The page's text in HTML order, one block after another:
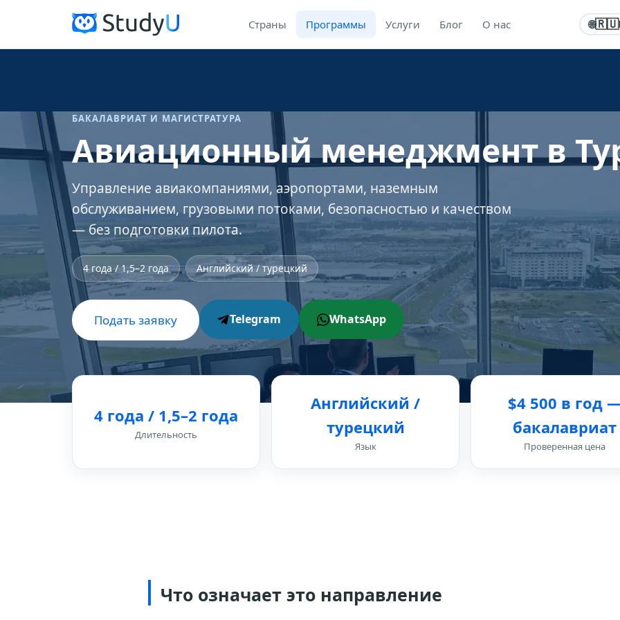
Страны Программы Услуги Блог О нас 🌐🇷🇺
БАКАЛАВРИАТ И МАГИСТРАТУРА
Авиационный менеджмент в
Управление авиакомпаниями, аэропортами, наземным
обслуживанием, грузовыми потоками, безопасностью и качеством
— без подготовки пилота.
4 года / 1,5–2 года Английский / турецкий
Подать заявку Telegram WhatsApp
4 года / 1,5–2 года
Длительность
Английский /
турецкий
Язык
$4 500 в год
бакалавриат
Проверенная цена
Что означает это направление